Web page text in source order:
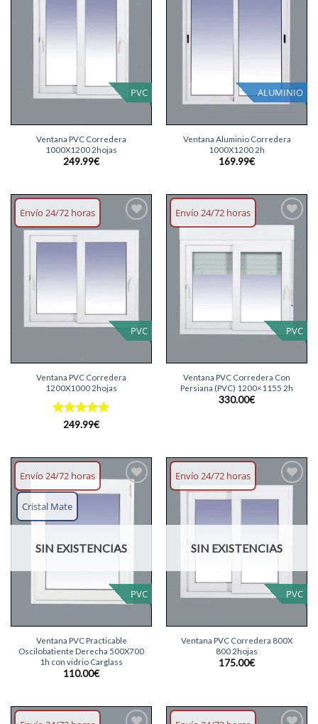
PVC
Ventana PVC Corredera
1000X1200 2hojas
249.99€
ALUMINIO
Ventana Aluminio Corredera
1000X1200 2h
169.99€
Envío 24/72 horas
PVC
Añadir
Ventana PVC Corredera
1200X1000 2hojas
Valorado
249.99€
Envío 24/72 horas
PVC
lista
Ventana PVC Corredera Con
Persiana (PVC) 1200×1155 2h
330.00€
Envío 24/72 horas
PVC
Cristal Mate
Añadir
SIN EXISTENCIAS
Ventana PVC Practicable
Oscilobatiente Derecha 500X700
1h con vidrio Carglass
110.00€
Envío 24/72 horas
PVC
lista
SIN EXISTENCIAS
Ventana PVC Corredera 800X
800 2hojas
175.00€